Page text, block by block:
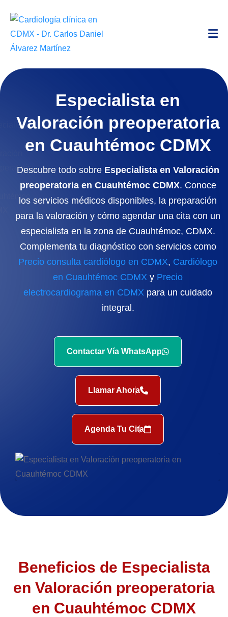
Especialista en
Valoración preoperatoria
en Cuauhtémoc CDMX
Descubre todo sobre Especialista en Valoración
preoperatoria en Cuauhtémoc CDMX. Conoce
los servicios médicos disponibles, la preparación
para la valoración y cómo agendar una cita con un
especialista en la zona de Cuauhtémoc, CDMX.
Complementa tu diagnóstico con servicios como
Precio consulta cardiólogo en CDMX, Cardiólogo
en Cuauhtémoc CDMX y Precio
electrocardiograma en CDMX para un cuidado
integral.
Contactar Vía WhatsApp
Llamar Ahora
Agenda Tu Cita
Beneficios de Especialista
en Valoración preoperatoria
en Cuauhtémoc CDMX